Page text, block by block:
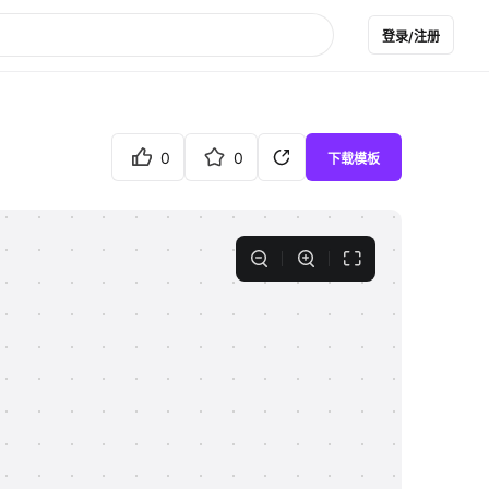
登录/注册
0 0 下载模板